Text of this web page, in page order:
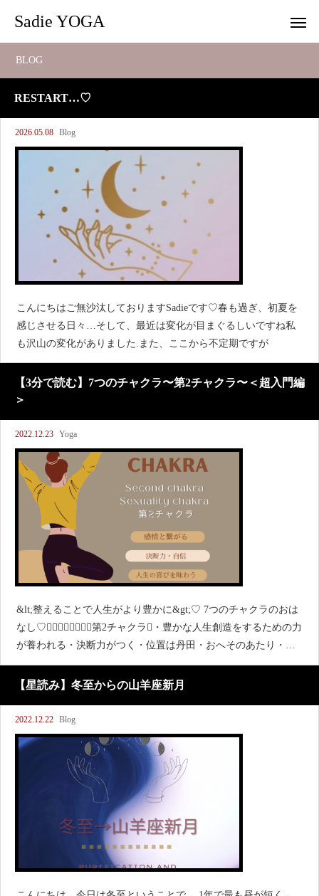
Sadie YOGA
BLOG
RESTART…♡
2026.05.08 Blog
こんにちはご無沙汰しておりますSadieです♡春も過ぎ、初夏を
感じさせる日々…そして、最近は変化が目まぐるしいですね私
も沢山の変化がありました.また、ここから不定期ですが
【3分で読む】7つのチャクラ〜第2チャクラ〜＜超入門編
＞
2022.12.23 Yoga
&lt;整えることで人生がより豊かに&gt;♡ 7つのチャクラのおは
なし♡┈┈┈✽┈┈┈第2チャクラ・豊かな人生創造をするための力
が養われる・決断力がつく・位置は丹田・おへそのあたり・色
はオレンジ・乱れると自暴自棄に陥ることも…整えるためには
深呼吸♪その際はでき
【星読み】冬至からの山羊座新月
2022.12.22 Blog